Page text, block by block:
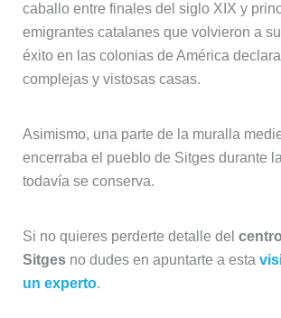
caballo entre finales del siglo XIX y
emigrantes catalanes que volvieron a
éxito en las colonias de América
complejas y vistosas casas.
Asimismo, una parte de la muralla
encerraba el pueblo de Sitges durante
todavía se conserva.
Si no quieres perderte detalle del
Sitgesno dudes en apuntarte a esta
un experto.